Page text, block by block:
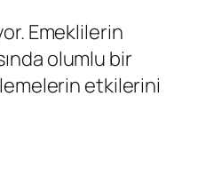
Emeklilerin
olumlu bir
etkilerini